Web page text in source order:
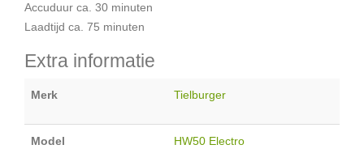
Accuduur ca. 30 minuten
Laadtijd ca. 75 minuten
Extra informatie
Merk Tielburger
Model HW50 Electro